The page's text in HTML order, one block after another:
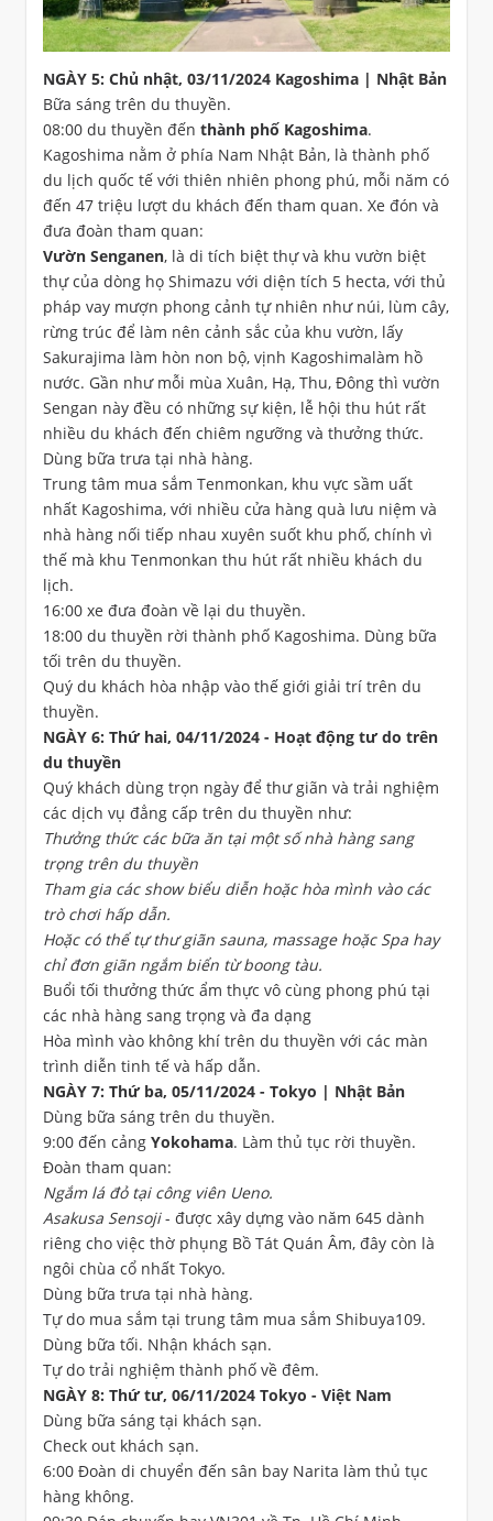
NGÀY 5: Chủ nhật, 03/11/2024 Kagoshima | Nhật Bản
Bữa sáng trên du thuyền.
08:00 du thuyền đến thành phố Kagoshima.
Kagoshima nằm ở phía Nam Nhật Bản, là thành phố
du lịch quốc tế với thiên nhiên phong phú, mỗi năm có
đến 47 triệu lượt du khách đến tham quan. Xe đón và
đưa đoàn tham quan:
Vườn Senganen, là di tích biệt thự và khu vườn biệt
thự của dòng họ Shimazu với diện tích 5 hecta, với thủ
pháp vay mượn phong cảnh tự nhiên như núi, lùm cây,
rừng trúc để làm nên cảnh sắc của khu vườn, lấy
Sakurajima làm hòn non bộ, vịnh Kagoshimalàm hồ
nước. Gần như mỗi mùa Xuân, Hạ, Thu, Đông thì vườn
Sengan này đều có những sự kiện, lễ hội thu hút rất
nhiều du khách đến chiêm ngưỡng và thưởng thức.
Dùng bữa trưa tại nhà hàng.
Trung tâm mua sắm Tenmonkan, khu vực sầm uất
nhất Kagoshima, với nhiều cửa hàng quà lưu niệm và
nhà hàng nối tiếp nhau xuyên suốt khu phố, chính vì
thế mà khu Tenmonkan thu hút rất nhiều khách du
lịch.
16:00 xe đưa đoàn về lại du thuyền.
18:00 du thuyền rời thành phố Kagoshima. Dùng bữa
tối trên du thuyền.
Quý du khách hòa nhập vào thế giới giải trí trên du
thuyền.
NGÀY 6: Thứ hai, 04/11/2024 - Hoạt động tư do trên
du thuyền
Quý khách dùng trọn ngày để thư giãn và trải nghiệm
các dịch vụ đẳng cấp trên du thuyền như:
Thưởng thức các bữa ăn tại một số nhà hàng sang
trọng trên du thuyền
Tham gia các show biểu diễn hoặc hòa mình vào các
trò chơi hấp dẫn.
Hoặc có thể tự thư giãn sauna, massage hoặc Spa hay
chỉ đơn giãn ngắm biển từ boong tàu.
Buổi tối thưởng thức ẩm thực vô cùng phong phú tại
các nhà hàng sang trọng và đa dạng
Hòa mình vào không khí trên du thuyền với các màn
trình diễn tinh tế và hấp dẫn.
NGÀY 7: Thứ ba, 05/11/2024 - Tokyo | Nhật Bản
Dùng bữa sáng trên du thuyền.
9:00 đến cảng Yokohama. Làm thủ tục rời thuyền.
Đoàn tham quan:
Ngắm lá đỏ tại công viên Ueno.
Asakusa Sensoji- được xây dựng vào năm 645 dành
riêng cho việc thờ phụng Bồ Tát Quán Âm, đây còn là
ngôi chùa cổ nhất Tokyo.
Dùng bữa trưa tại nhà hàng.
Tự do mua sắm tại trung tâm mua sắm Shibuya109.
Dùng bữa tối. Nhận khách sạn.
Tự do trải nghiệm thành phố về đêm.
NGÀY 8: Thứ tư, 06/11/2024 Tokyo - Việt Nam
Dùng bữa sáng tại khách sạn.
Check out khách sạn.
6:00 Đoàn di chuyển đến sân bay Narita làm thủ tục
hàng không.